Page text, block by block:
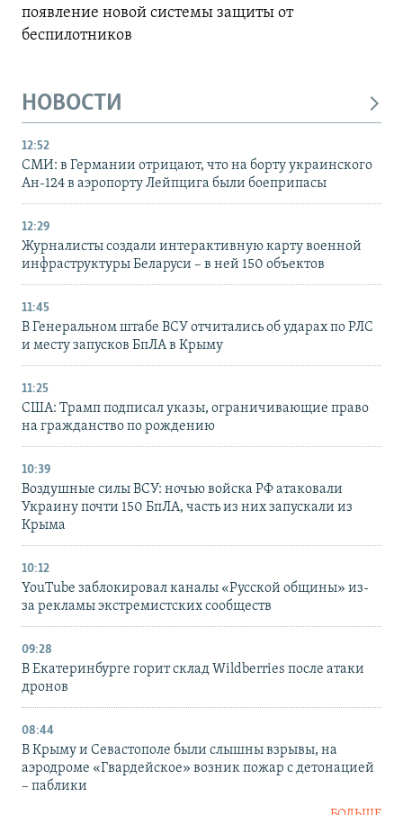
появление новой системы защиты от
беспилотников
НОВОСТИ
12:52
СМИ: в Германии отрицают, что на борту украинского
Ан-124 в аэропорту Лейпцига были боеприпасы
12:29
Журналисты создали интерактивную карту военной
инфраструктуры Беларуси – в ней 150 объектов
11:45
В Генеральном штабе ВСУ отчитались об ударах по РЛС
и месту запусков БпЛА в Крыму
11:25
США: Трамп подписал указы, ограничивающие право
на гражданство по рождению
10:39
Воздушные силы ВСУ: ночью войска РФ атаковали
Украину почти 150 БпЛА, часть из них запускали из
Крыма
10:12
YouTube заблокировал каналы «Русской общины» из-
за рекламы экстремистских сообществ
09:28
В Екатеринбурге горит склад Wildberries после атаки
дронов
08:44
В Крыму и Севастополе были слышны взрывы, на
аэродроме «Гвардейское» возник пожар с детонацией
– паблики